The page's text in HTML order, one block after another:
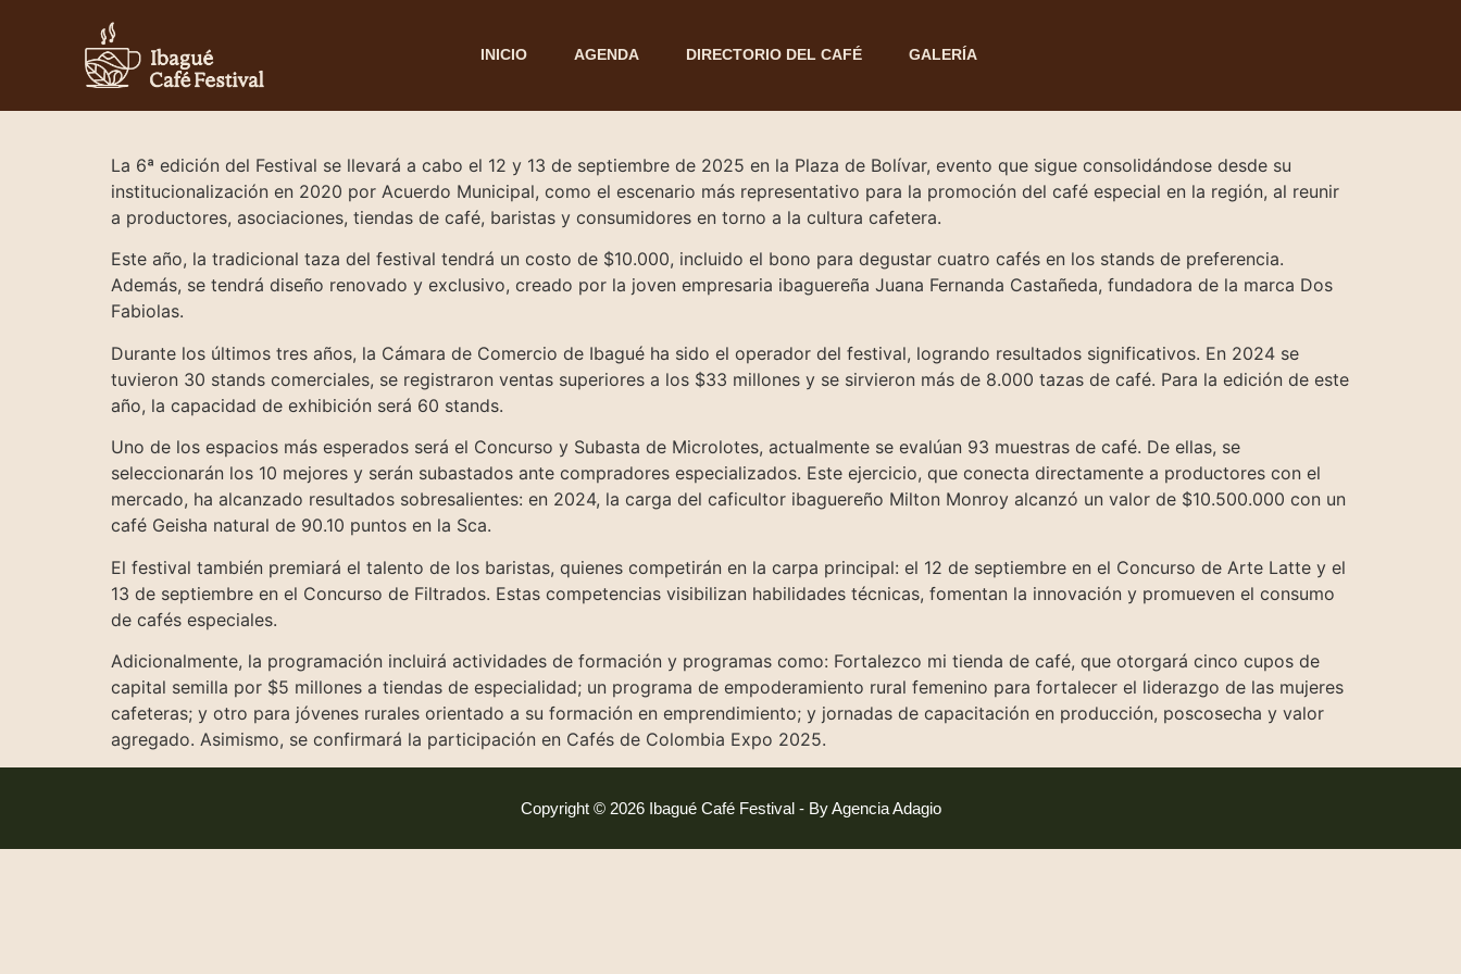
INICIO AGENDA DIRECTORIO DEL CAFÉ GALERÍA
La 6ª edición del Festival se llevará a cabo el 12 y 13 de septiembre de 2025 en la Plaza de Bolívar, evento que sigue consolidándose desde su
institucionalización en 2020 por Acuerdo Municipal, como el escenario más representativo para la promoción del café especial en la región, al reunir
a productores, asociaciones, tiendas de café, baristas y consumidores en torno a la cultura cafetera.
Este año, la tradicional taza del festival tendrá un costo de $10.000, incluido el bono para degustar cuatro cafés en los stands de preferencia.
Además, se tendrá diseño renovado y exclusivo, creado por la joven empresaria ibaguereña Juana Fernanda Castañeda, fundadora de la marca Dos
Fabiolas.
Durante los últimos tres años, la Cámara de Comercio de Ibagué ha sido el operador del festival, logrando resultados significativos. En 2024 se
tuvieron 30 stands comerciales, se registraron ventas superiores a los $33 millones y se sirvieron más de 8.000 tazas de café. Para la edición de este
año, la capacidad de exhibición será 60 stands.
Uno de los espacios más esperados será el Concurso y Subasta de Microlotes, actualmente se evalúan 93 muestras de café. De ellas, se
seleccionarán los 10 mejores y serán subastados ante compradores especializados. Este ejercicio, que conecta directamente a productores con el
mercado, ha alcanzado resultados sobresalientes: en 2024, la carga del caficultor ibaguereño Milton Monroy alcanzó un valor de $10.500.000 con un
café Geisha natural de 90.10 puntos en la Sca.
El festival también premiará el talento de los baristas, quienes competirán en la carpa principal: el 12 de septiembre en el Concurso de Arte Latte y el
13 de septiembre en el Concurso de Filtrados. Estas competencias visibilizan habilidades técnicas, fomentan la innovación y promueven el consumo
de cafés especiales.
Adicionalmente, la programación incluirá actividades de formación y programas como: Fortalezco mi tienda de café, que otorgará cinco cupos de
capital semilla por $5 millones a tiendas de especialidad; un programa de empoderamiento rural femenino para fortalecer el liderazgo de las mujeres
cafeteras; y otro para jóvenes rurales orientado a su formación en emprendimiento; y jornadas de capacitación en producción, poscosecha y valor
agregado. Asimismo, se confirmará la participación en Cafés de Colombia Expo 2025.
Copyright © 2026 Ibagué Café Festival - By Agencia Adagio